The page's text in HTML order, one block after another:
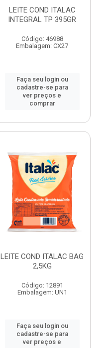
LEITE COND ITALAC
INTEGRAL TP 395GR
Código: 46988
Embalagem: CX27
Faça seu login ou
cadastre-se para
ver preços e
comprar
LEITE COND ITALAC BAG
2,5KG
Código: 12891
Embalagem: UN1
Faça seu login ou
cadastre-se para
ver preços e